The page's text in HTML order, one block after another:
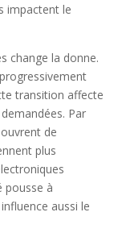
impactent le
change la donne.
transition affecte
Par
de
plus
pousse à
aussi le